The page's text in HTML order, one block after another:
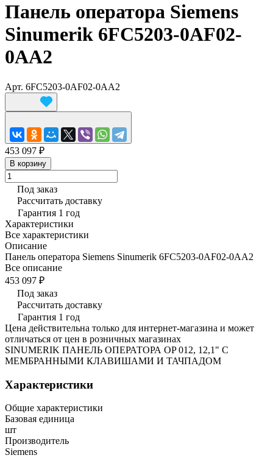
Панель оператора Siemens
Sinumerik 6FC5203-0AF02-
0AA2
Арт. 6FC5203-0AF02-0AA2
453 097 ₽
В корзину
Под заказ
Рассчитать доставку
Гарантия 1 год
Характеристики
Все характеристики
Описание
Панель оператора Siemens Sinumerik 6FC5203-0AF02-0AA2
Все описание
453 097 ₽
Под заказ
Рассчитать доставку
Гарантия 1 год
Цена действительна только для интернет-магазина и может
отличаться от цен в розничных магазинах
SINUMERIK ПАНЕЛЬ ОПЕРАТОРА OP 012, 12,1" С
МЕМБРАННЫМИ КЛАВИШАМИ И ТАЧПАДОМ
Характеристики
Общие характеристики
Базовая единица
шт
Производитель
Siemens